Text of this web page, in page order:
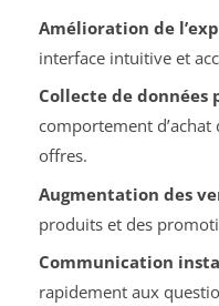
Amélioration de
interface intuitive et
Collecte de données
comportement
offres.
Augmentation des
produits et des
Communication
rapidement aux